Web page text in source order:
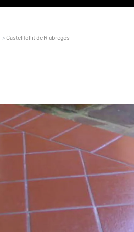
Castellfollit de Riubregós